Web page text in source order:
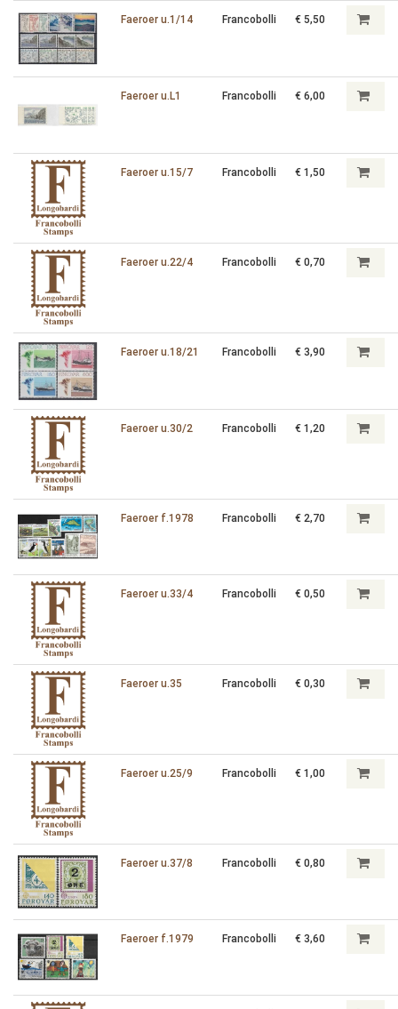
Faeroer u.1/14 Francobolli € 5,50
Faeroer u.L1 Francobolli € 6,00
Faeroer u.15/7 Francobolli € 1,50
Faeroer u.22/4 Francobolli € 0,70
Faeroer u.18/21 Francobolli € 3,90
Faeroer u.30/2 Francobolli € 1,20
Faeroer f.1978 Francobolli € 2,70
Faeroer u.33/4 Francobolli € 0,50
Faeroer u.35 Francobolli € 0,30
Faeroer u.25/9 Francobolli € 1,00
Faeroer u.37/8 Francobolli € 0,80
Faeroer f.1979 Francobolli € 3,60